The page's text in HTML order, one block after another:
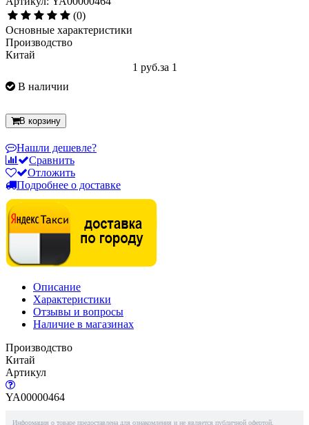
(0)
Основные характеристики
Производство
Китай
1 руб.за 1
В наличии
В корзину
Нашли дешевле?
Сравнить
Отложить
Подробнее о доставке
Описание
Характеристики
Отзывы и вопросы
Наличие в магазинах
Производство
Китай
Артикул
YA00000464
Информация о товаре предоставлена для ознакомления и не является публичной офертой.